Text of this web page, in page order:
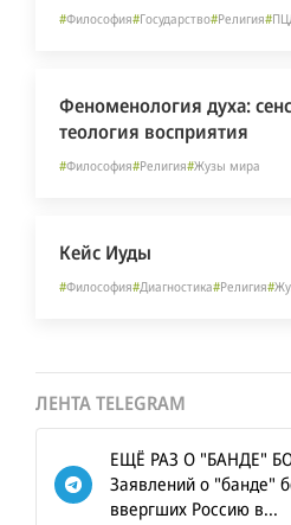
#Философия#Государство#Религия#
Феноменология духа:
теология восприятия
#Философия#Религия#Жузы мира
Кейс Иуды
#Философия#Диагностика#Религия#
ЛЕНТА TELEGRAM
ЕЩЁ РАЗ О "БАНДЕ"
Заявлений о "банде"
ввергших Россию в...